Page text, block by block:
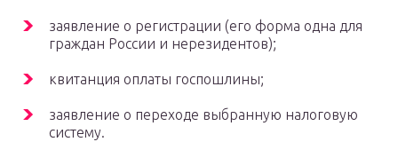
заявление о регистрации (его форма одна для
граждан России и нерезидентов);
квитанция оплаты госпошлины;
заявление о переходе выбранную налоговую
систему.